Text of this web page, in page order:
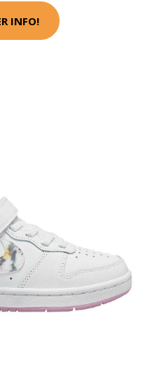
INFO!